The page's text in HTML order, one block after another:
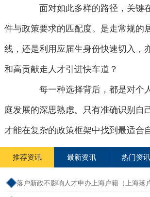
面对如此多样的路径，关键
件与政策要求的匹配度。是走常规的
线，还是利用应届生身份快速切入，
和高贡献走人才引进快车道？
每一种选择背后，都是对个
庭发展的深思熟虑。只有准确识别自
才能在复杂的政策框架中找到最适合
推荐资讯 最新资讯 热门资讯
落户新政不影响人才申办上海户籍（上海落